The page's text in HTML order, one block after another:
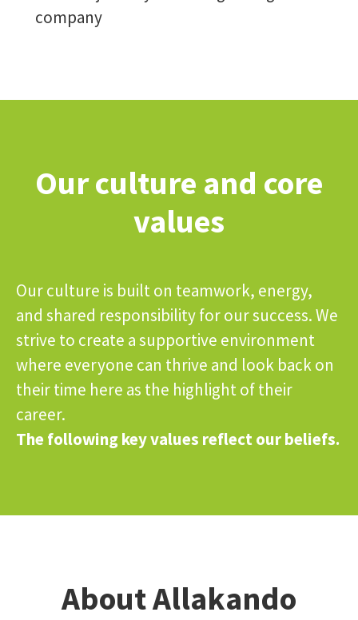
company
Our culture and core
values
Our culture is built on teamwork, energy,
and shared responsibility for our success. We
strive to create a supportive environment
where everyone can thrive and look back on
their time here as the highlight of their
career.
The following key values reflect our beliefs.
About Allakando